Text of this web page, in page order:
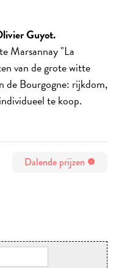
Guyot.
Marsannay "La
van de grote witte
de Bourgogne: rijkdom,
te koop.
Dalende prijzen info